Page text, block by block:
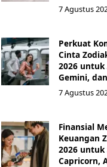
7 Agustus
Perkuat
Cinta
2026 untuk
Gemini,
7 Agustus
Finansial
Keuangan
2026 untuk
Capricorn,